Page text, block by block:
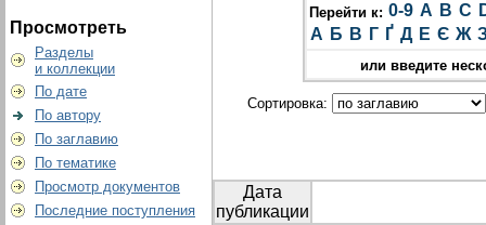
Просмотреть
Разделы
и коллекции
По дате
По автору
По заглавию
По тематике
Просмотр документов
Последние поступления
Перейти к: 0-9 A B C
А Б В Г Ґ Д Е Є Ж
или введите
Сортировка:
Дата
публикации